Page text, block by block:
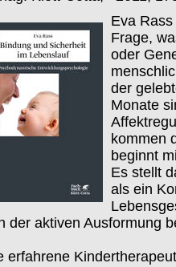
Eva
Frage,
oder
der
Monate
kommen
beginnt
Es stellt
als ein
der aktiven Ausformung
erfahrene